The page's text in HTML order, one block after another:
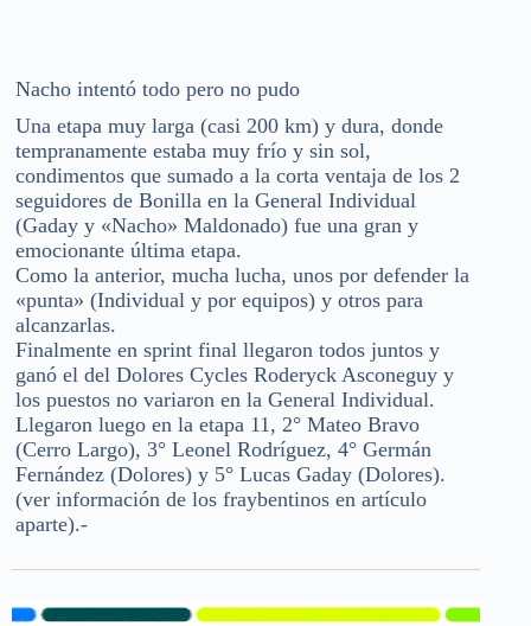
Nacho intentó todo pero no pudo
Una etapa muy larga (casi 200 km) y dura, donde
tempranamente estaba muy frío y sin sol,
condimentos que sumado a la corta ventaja de los 2
seguidores de Bonilla en la General Individual
(Gaday y «Nacho» Maldonado) fue una gran y
emocionante última etapa.
Como la anterior, mucha lucha, unos por defender la
«punta» (Individual y por equipos) y otros para
alcanzarlas.
Finalmente en sprint final llegaron todos juntos y
ganó el del Dolores Cycles Roderyck Asconeguy y
los puestos no variaron en la General Individual.
Llegaron luego en la etapa 11, 2° Mateo Bravo
(Cerro Largo), 3° Leonel Rodríguez, 4° Germán
Fernández (Dolores) y 5° Lucas Gaday (Dolores).
(ver información de los fraybentinos en artículo
aparte).-